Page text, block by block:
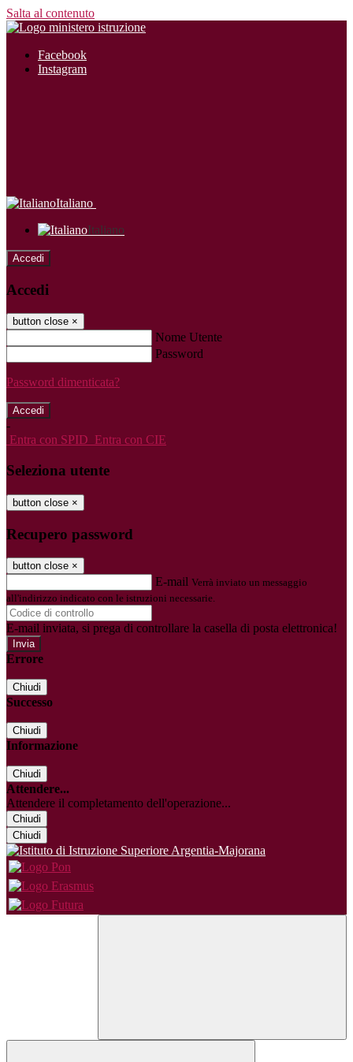
Salta al contenuto
Facebook
Instagram
Italiano
Italiano
Accedi
Accedi
button close ×
Nome Utente
Password
Password dimenticata?
-
Entra con SPID Entra con CIE
Seleziona utente
button close ×
Recupero password
button close ×
E-mail Verrà inviato un messaggio
all'indirizzo indicato con le istruzioni necessarie.
E-mail inviata, si prega di controllare la casella di posta elettronica!
Errore
Chiudi
Successo
Chiudi
Informazione
Chiudi
Attendere...
Attendere il completamento dell'operazione...
Chiudi
Chiudi